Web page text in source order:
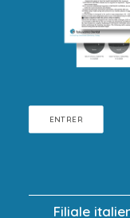
ENTRER
Filiale